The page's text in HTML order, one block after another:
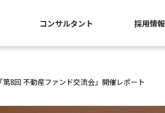
コンサルタント 採用情報
「第8回 不動産ファンド交流会」開催レポート